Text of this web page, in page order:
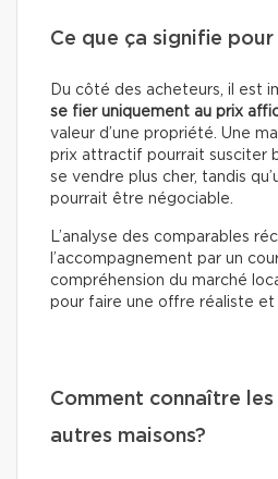
Ce que ça signifie pour
Du côté des acheteurs, il est
se fier uniquement au prix
valeur d’une propriété. Une
prix attractif pourrait susciter
se vendre plus cher, tandis
pourrait être négociable.
L’analyse des comparables
l’accompagnement par un
compréhension du marché
pour faire une offre réaliste
Comment connaître
autres maisons?